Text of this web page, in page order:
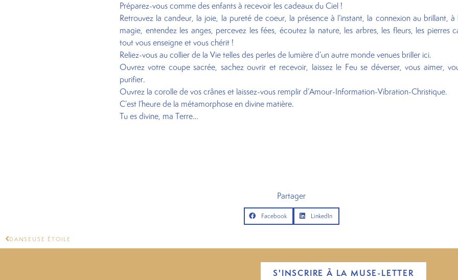
Préparez-vous comme des enfants à recevoir les cadeaux du Ciel !
Retrouvez la candeur, la joie, la pureté de coeur, la présence à l’instant, la connexion au brillant, à
magie, entendez les anges, percevez les fées, écoutez la nature, les arbres, les fleurs, les pierres
tout vous enseigne et vous chérit !
Reliez-vous au collier de la Vie telles des perles de lumière d’un autre monde venues briller ici.
Ouvrez votre coupe sacrée, sachez ouvrir et recevoir, laissez le Feu se déverser, vous aimer,
purifier.
Ouvrez la corolle de vos crânes et laissez-vous remplir d’Amour-Information-Vibration-Christique.
C’est l’heure de la métamorphose en divine matière.
Tu es divine, ma Terre…
Partager
Facebook LinkedIn
DANSEUSE ÉTOILE
S'INSCRIRE À LA MUSE-LETTER